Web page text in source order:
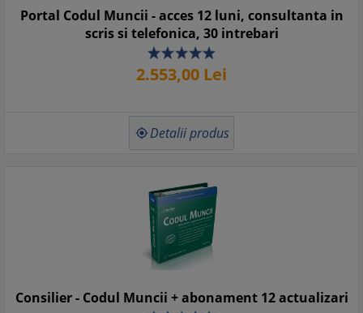
Portal Codul Muncii - acces 12 luni, consultanta in
scris si telefonica, 30 intrebari
2.553,00 Lei
 Detalii produs
Consilier - Codul Muncii + abonament 12 actualizari